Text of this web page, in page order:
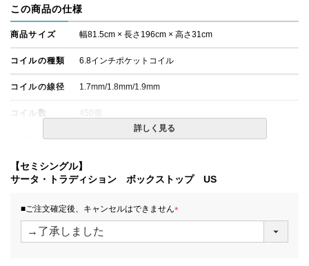
この商品の仕様
商品サイズ 幅81.5cm × 長さ196cm × 高さ31cm
コイルの種類 6.8インチポケットコイル
コイルの線径 1.7mm/1.8mm/1.9mm
コイル数 450個
日本
備考
・配達日指定ＯＫ！
※一部地域にて配達日指定が出来ない場合がございます。
場合があります。
※できる限り実際の色を再現するよう心がけております
が、閲覧環境により誤差がでる場合がございますのでご了
詳しく見る
【セミシングル】
サータ・トラディション ボックストップ US
■ご注文確定後、キャンセルはできません
(